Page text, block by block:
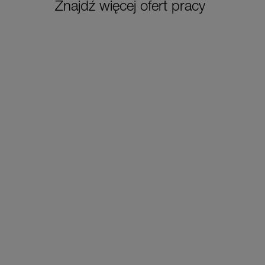
Znajdź więcej ofert pracy